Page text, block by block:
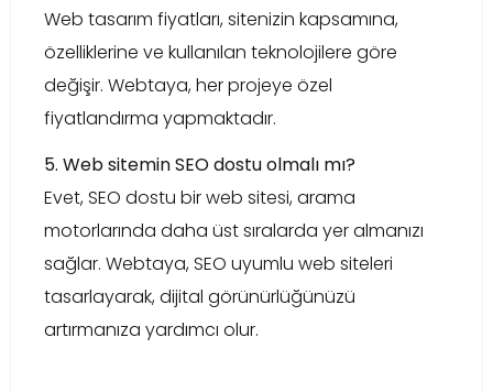
Web tasarım fiyatları, sitenizin kapsamına,
özelliklerine ve kullanılan teknolojilere göre
değişir. Webtaya, her projeye özel
fiyatlandırma yapmaktadır.
5. Web sitemin SEO dostu olmalı mı?
Evet, SEO dostu bir web sitesi, arama
motorlarında daha üst sıralarda yer almanızı
sağlar. Webtaya, SEO uyumlu web siteleri
tasarlayarak, dijital görünürlüğünüzü
artırmanıza yardımcı olur.